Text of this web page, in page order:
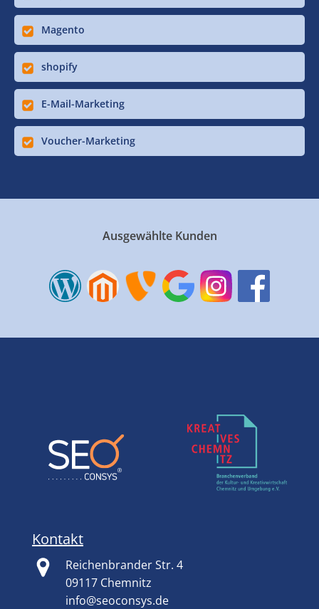
Magento
shopify
E-Mail-Marketing
Voucher-Marketing
Ausgewählte Kunden
Kontakt
Reichenbrander Str. 4
09117 Chemnitz
info@seoconsys.de